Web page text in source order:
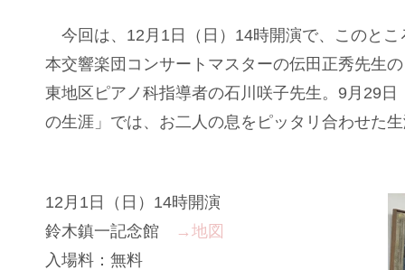
今回は、12月1日（日）14時開演で、このと
本交響楽団コンサートマスターの伝田正秀先生
東地区ピアノ科指導者の石川咲子先生。9月29
の生涯」では、お二人の息をピッタリ合わせた
12月1日（日）14時開演
鈴木鎮一記念館
→地図
入場料：無料